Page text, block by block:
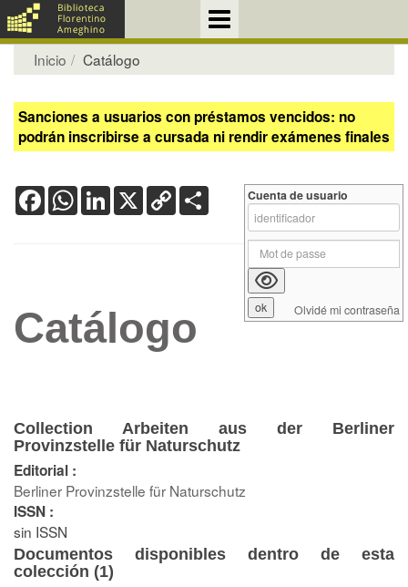
Inicio Catálogo
Sanciones a usuarios con préstamos vencidos: no
podrán inscribirse a cursada ni rendir exámenes finales
FacebookWhatsApp
LinkedIn
X Copy
Link
Catálogo
Collection Arbeiten aus der Berliner
Provinzstelle für Naturschutz
Editorial :
Berliner Provinzstelle für Naturschutz
ISSN :
sin ISSN
Documentos disponibles dentro de esta
colección (1)
Cuenta de usuario
Olvidé mi contraseña